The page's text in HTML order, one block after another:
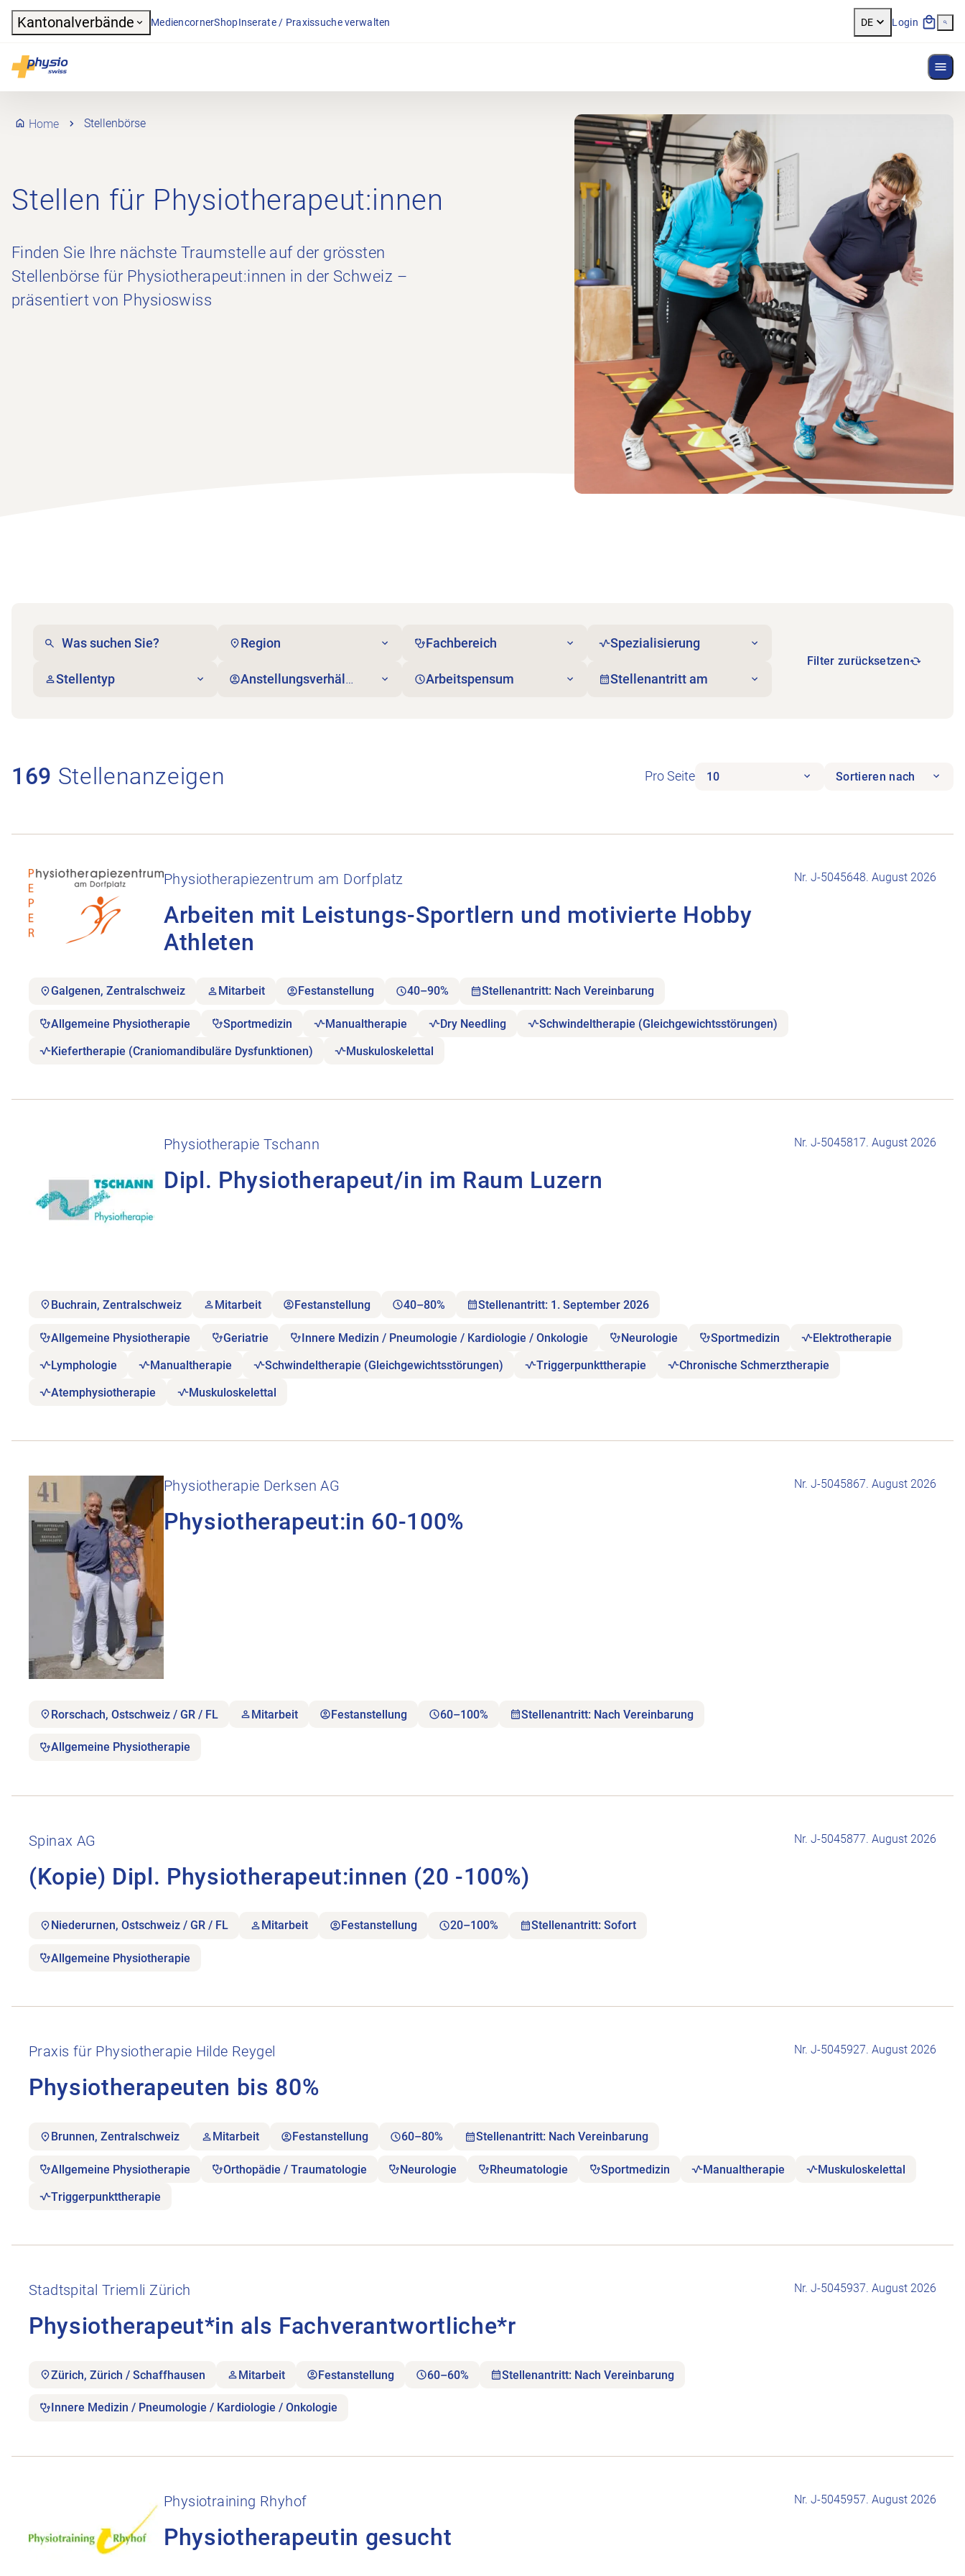
Header
Kantonalverbände MediencornerShopInserate / Praxissuche verwalten DE Login
Physioswiss
Hauptnavigation
Home Stellenbörse
Stellen für Physiotherapeut:innen
Finden Sie Ihre nächste Traumstelle auf der grössten
Stellenbörse für Physiotherapeut:innen in der Schweiz –
präsentiert von Physioswiss
Region Fachbereich Spezialisierung
Stellentyp Anstellungsverhältnis Arbeitspensum Stellenantritt am
Filter zurücksetzen
169 Stellenanzeigen Pro Seite 10 Sortieren nach
Physiotherapiezentrum am Dorfplatz
Arbeiten mit Leistungs-Sportlern und motivierte Hobby
Athleten
Nr. J-5045648. August 2026
Galgenen, Zentralschweiz Mitarbeit Festanstellung 40–90% Stellenantritt: Nach Vereinbarung
Allgemeine Physiotherapie Sportmedizin Manualtherapie Dry Needling Schwindeltherapie (Gleichgewichtsstörungen)
Kiefertherapie (Craniomandibuläre Dysfunktionen) Muskuloskelettal
Physiotherapie Tschann
Dipl. Physiotherapeut/in im Raum Luzern
Nr. J-504581 7. August 2026
Buchrain, Zentralschweiz Mitarbeit Festanstellung 40–80% Stellenantritt: 1. September 2026
Allgemeine Physiotherapie Geriatrie Innere Medizin / Pneumologie / Kardiologie / Onkologie Neurologie Sportmedizin Elektrotherapie
Lymphologie Manualtherapie Schwindeltherapie (Gleichgewichtsstörungen) Triggerpunkttherapie Chronische Schmerztherapie
Atemphysiotherapie Muskuloskelettal
Physiotherapie Derksen AG
Physiotherapeut:in 60-100%
Nr. J-5045867. August 2026
Rorschach, Ostschweiz / GR / FL Mitarbeit Festanstellung 60–100% Stellenantritt: Nach Vereinbarung
Allgemeine Physiotherapie
Spinax AG
(Kopie) Dipl. Physiotherapeut:innen (20 -100%)
Nr. J-5045877. August 2026
Niederurnen, Ostschweiz / GR / FL Mitarbeit Festanstellung 20–100% Stellenantritt: Sofort
Allgemeine Physiotherapie
Praxis für Physiotherapie Hilde Reygel
Physiotherapeuten bis 80%
Nr. J-5045927. August 2026
Brunnen, Zentralschweiz Mitarbeit Festanstellung 60–80% Stellenantritt: Nach Vereinbarung
Allgemeine Physiotherapie Orthopädie / Traumatologie Neurologie Rheumatologie Sportmedizin Manualtherapie Muskuloskelettal
Triggerpunkttherapie
Stadtspital Triemli Zürich
Physiotherapeut*in als Fachverantwortliche*r
Nr. J-5045937. August 2026
Zürich, Zürich / Schaffhausen Mitarbeit Festanstellung 60–60% Stellenantritt: Nach Vereinbarung
Innere Medizin / Pneumologie / Kardiologie / Onkologie
Physiotraining Rhyhof
Physiotherapeutin gesucht
Nr. J-5045957. August 2026